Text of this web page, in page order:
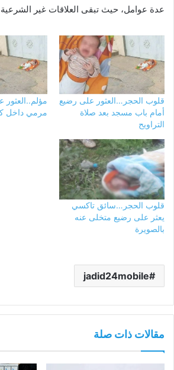
عدة عوامل، حيث تبقى العلاقات غير الشرعية
قلوب الحجر…العثور على رضيع
أمام باب مسجد بعد صلاة
التراويح
مرمي داخل
قلوب الحجر…سائق تاكسي
يعثر على رضيع متخلى عنه
بالصويرة
jadid24mobile
مقالات ذات صلة